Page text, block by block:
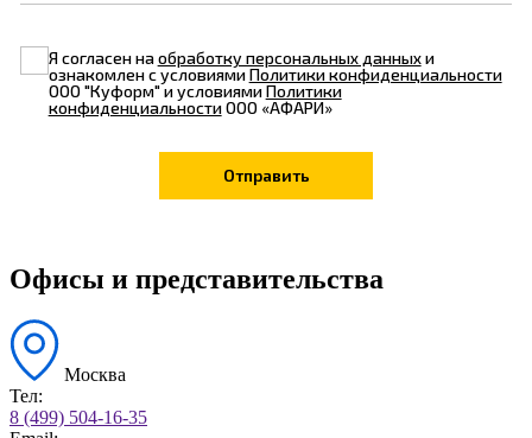
Я согласен наобработку персональных данныхи
ознакомлен с условиямиПолитики конфиденциальности
ООО "Куформ" и условиямиПолитики
конфиденциальностиООО «АФАРИ»
Офисы и представительства
Москва
Тел:
8 (499) 504-16-35